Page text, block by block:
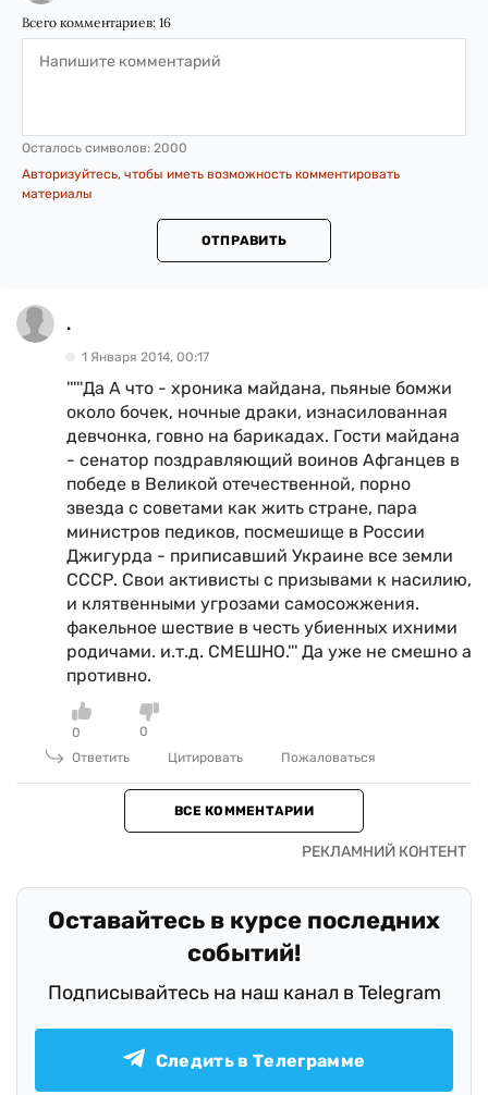
Всего комментариев: 16
Осталось символов: 2000
Авторизуйтесь, чтобы иметь возможность комментировать
материалы
ОТПРАВИТЬ
.
1 Января 2014, 00:17
'''''Да А что - хроника майдана, пьяные бомжи
около бочек, ночные драки, изнасилованная
девчонка, говно на барикадах. Гости майдана
- сенатор поздравляющий воинов Афганцев в
победе в Великой отечественной, порно
звезда с советами как жить стране, пара
министров педиков, посмешище в России
Джигурда - приписавший Украине все земли
СССР. Свои активисты с призывами к насилию,
и клятвенными угрозами самосожжения.
факельное шествие в честь убиенных ихними
родичами. и.т.д. СМЕШНО.''' Да уже не смешно а
противно.
0
0
Ответить
Цитировать Пожаловаться
ВСЕ КОММЕНТАРИИ
Оставайтесь в курсе последних
событий!
Подписывайтесь на наш канал в Telegram
Следить в Телеграмме